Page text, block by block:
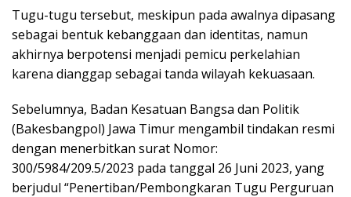
Tugu-tugu tersebut, meskipun pada awalnya dipasang
sebagai bentuk kebanggaan dan identitas, namun
akhirnya berpotensi menjadi pemicu perkelahian
karena dianggap sebagai tanda wilayah kekuasaan.
Sebelumnya, Badan Kesatuan Bangsa dan Politik
(Bakesbangpol) Jawa Timur mengambil tindakan resmi
dengan menerbitkan surat Nomor:
300/5984/209.5/2023 pada tanggal 26 Juni 2023, yang
berjudul “Penertiban/Pembongkaran Tugu Perguruan